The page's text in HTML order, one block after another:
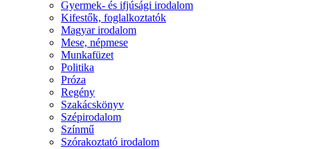
Gyermek- és ifjúsági irodalom
Kifestők, foglalkoztatók
Magyar irodalom
Mese, népmese
Munkafüzet
Politika
Próza
Regény
Szakácskönyv
Szépirodalom
Színmű
Szórakoztató irodalom